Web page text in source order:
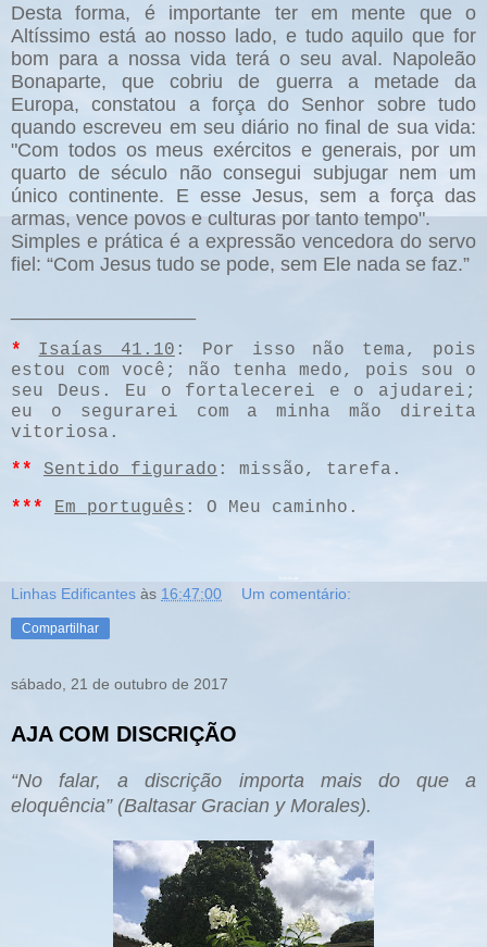
Desta forma, é importante ter em mente que o
Altíssimo está ao nosso lado, e tudo aquilo que for
bom para a nossa vida terá o seu aval. Napoleão
Bonaparte, que cobriu de guerra a metade da
Europa, constatou a força do Senhor sobre tudo
quando escreveu em seu diário no final de sua vida:
"Com todos os meus exércitos e generais, por um
quarto de século não consegui subjugar nem um
único continente. E esse Jesus, sem a força das
armas, vence povos e culturas por tanto tempo".
Simples e prática é a expressão vencedora do servo
fiel: “Com Jesus tudo se pode, sem Ele nada se faz.”
* Isaías 41.10 : Por isso não tema, pois
estou com você; não tenha medo, pois sou o
seu Deus. Eu o fortalecerei e o ajudarei;
eu o segurarei com a minha mão direita
vitoriosa.
**
Sentido figurado : missão, tarefa.
***
Em português : O Meu caminho.
Linhas Edificantes às 16:47:00 Um comentário:
Compartilhar
sábado, 21 de outubro de 2017
AJA COM DISCRIÇÃO
“No falar, a discrição importa mais do que a
eloquência” (Baltasar Gracian y Morales).